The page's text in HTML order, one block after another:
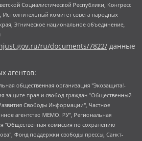
Социалистической Республики, Конгресс
комитет совета народных
Этническое национальное объединение,
ru/documents/7822/ данные
агентов:
Автономная некоммерческая организация "Институт права и публичной политики", Баданин Роман Сергеевич, Гликин Максим Александрович, Железнова Мария Михайловна, Лукьянова Юлия Сергеевна, Маетная Елизавета Витальевна, Маняхин Петр Борисович, Чуракова Ольга Владимировна, Ярош Юлия Петровна, Юридическое лицо "The Insider SIA", зарегистрированное в Риге, Латвийская Республика (дата регистрации 26.06.2015), являющееся администратором доменного имени интернет-издания "The Insider SIA", https://theins.ru, Постернак Алексей Евгеньевич, Рубин Михаил Аркадьевич, Анин Роман Александрович, Юридическое лицо Istories fonds, зарегистрированное в Латвийской Республике (регистрационный номер 50008295751, дата регистрации 24.02.2020), Великовский Дмитрий Александрович, Долинина Ирина Николаевна, Мароховская Алеся Алексеевна, Шлейнов Роман Юрьевич, Шмагун Олеся Валентиновна, Общество с ограниченной ответственностью "Альтаир 2021", Общество с ограниченной ответственностью "Вега 2021", Общество с ограниченной ответственностью "Главный редактор 2021", Общество с ограниченной ответственностью "Ромашки монолит", Важенков Артем Валерьевич, Ивановская областная общественная организация "Центр гендерных исследований", Гурман Юрий Альбертович, Медиапроект "ОВД-Инфо", Егоров Владимир Владимирович, Жилинский Владимир Александрович, Общество с ограниченной ответственностью "ЗП", Иванова София Юрьевна, Карезина Инна Павловна, Кильтау Екатерина Викторовна, Петров Алексей Викторович, Пискунов Сергей Евгеньевич, Смирнов Сергей Сергеевич, Тихонов Михаил Сергеевич, Общество с ограниченной ответственностью "ЖУРНАЛИСТ-ИНОСТРАННЫЙ АГЕНТ", Арапова Галина Юрьевна, Вольтская Татьяна Анатольевна, Американская компания "Mason G.E.S. Anonymous Foundation" (США), являющаяся владельцем интернет-издания https://mnews.world/, Компания "Stichting Bellingcat", зарегистрированная в Нидерландах (дата регистрации 11.07.2018), Захаров Андрей Вячеславович, Клепиковская Екатерина Дмитриевна, Общество с ограниченной ответственностью "МЕМО", Перл Роман Александрович, Симонов Евгений Алексеевич, Соловьева Елена Анатольевна, Сотников Даниил Владимирович, Сурначева Елизавета Дмитриевна, Автономная некоммерческая организация по защите прав человека и информированию населения "Якутия – Наше Мнение", Общество с ограниченной ответственностью "Москоу диджитал медиа", с 26.01.2023 Общество с ограниченной ответственностью "Чайка Белые сады", Ветошкина Валерия Валерьевна, Заговора Максим Александрович, Межрегиональное общественное движение "Российская ЛГБТ - сеть", Оленичев Максим Владимирович, Павлов Иван Юрьевич, Скворцова Елена Сергеевна, Общество с ограниченной ответственностью "Как бы инагент", Кочетков Игорь Викторович, Общество с ограниченной ответственностью "Честные выборы", Еланчик Олег Александрович, Общество с ограниченной ответственностью "Нобелевский призыв", Гималова Регина Эмилевна, Григорьев Андрей Валерьевич, Григорьева Алина Александровна, Ассоциация по содействию защите прав призывников, альтернативнослужащих и военнослужащих "Правозащитная группа "Гражданин.Армия.Право", Хисамова Регина Фаритовна, Автономная некоммерческая организация по реализации социально-правовых программ "Лилит", Дальневосточное общественное движение "Маяк", Санкт-Петербургская ЛГБТ-инициативная группа "Выход", Инициативная группа ЛГБТ+ "Реверс", Алексеев Андрей Викторович, Бекбулатова Таисия Львовна, Беляев Иван Михайлович, Владыкина Елена Сергеевна, Гельман Марат Александрович, Никульшина Вероника Юрьевна, Толоконникова Надежда Андреевна, Шендерович Виктор Анатольевич, Общество с ограниченной ответственностью "Данное сообщение", Общество с ограниченной ответственностью Издательский дом "Новая глава", Айнбиндер Александра Александровна, Московский комьюнити-центр для ЛГБТ+инициатив, Благотворительный фонд развития филантропии, Deutsche Welle (Германия, Kurt-Schumacher-Strasse 3, 53113 Bonn), Борзунова Мария Михайловна, Воробьев Виктор Викторович, Голубева Анна Львовна, Константинова Алла Михайловна, Малкова Ирина Владимировна, Мурадов Мурад Абдулгалимович, Осетинская Елизавета Николаевна, Понасенков Евгений Николаевич, Ганапольский Матвей Юрьевич, Киселев Евгений Алексеевич, Борухович Ирина Григорьевна, Дремин Иван Тимофеевич, Дубровский Дмитрий Викторович, Красноярская региональная общественная организация поддержки и развития альтернативных образовательных технологий и межкультурных коммуникаций "ИНТЕРРА", Маяковская Екатерина Алексеевна, Фейгин Марк Захарович, Филимонов Андрей Викторович, Дзугкоева Регина Николаевна, Доброхотов Роман Александрович, Дудь Юрий Александрович, Елкин Сергей Владимирович, Кругликов Кирилл Игоревич, Сабунаева Мария Леонидовна, Семенов Алексей Владимирович, Шаинян Карен Багратович, Шульман Екатерина Михайловна, Асафьев Артур Валерьевич, Вахштайн Виктор Семенович, Венедиктов Алексей Алексеевич, Лушникова Екатерина Евгеньевна, Волков Леонид Михайлович, Невзоров Александр Глебович, Пархоменко Сергей Борисович, Сироткин Ярослав Николаевич, Кара-Мурза Владимир Владимирович, Баранова Наталья Владимировна, Гозман Леонид Яковлевич, Кагарлицкий Борис Юльевич, Климарев Михаил Валерьевич, Милов Владимир Станиславович, Автономная некоммерческая организация Краснодарский центр современного искусства "Типография", Моргенштерн Алишер Тагирович, Соболь Любовь Эдуардовна, Общество с ограниченной ответственностью "ЛИЗА НОРМ", Каспаров Гарри Кимович, Ходорковский Михаил Борисович, Общество с ограниченной ответственностью "Апрельские тезисы", Данилович Ирина Брониславовна, Кашин Олег Владимирович, Петров Николай Владимирович, Пивоваров Алексей Владимирович, Соколов Михаил Владимирович, Цветкова Юлия Владимировна, Чичваркин Евгений Александрович, Комитет против пыток/Команда против пыток, Общество с ограниченной ответственностью "Первый научный", Общество с ограниченной ответственностью "Вертолет и ко", Белоцерковская Вероника Борисовна, Кац Максим Евгеньевич, Лазарева Татьяна Юрьевна, Шаведдинов Руслан Табризович, Яшин Илья Валерьевич, Общество с ограниченной ответственностью "Иноагент ААВ", Алешковский Дмитрий Петрович, Альбац Евгения Марковна, Быков Дмитрий Львович, Галямина Юлия Евгеньевна, Лойко Сергей Леонидович, Мартынов Кирилл Константинович, Медведев Сергей Александрович, Крашенинников Федор Геннадиевич, Гордеева Катерина Вл